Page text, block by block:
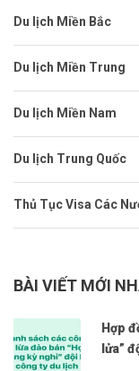
Du lịch Miền Bắc
Du lịch Miền Trung
Du lịch Miền Nam
Du lịch Trung Quốc
Thủ Tục Visa Các
BÀI VIẾT MỚI
Hợp
lửa”